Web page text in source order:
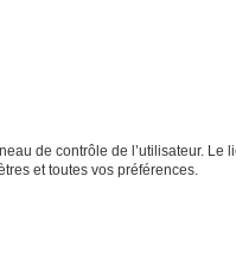
de contrôle de l’utilisateur. Le
et toutes vos préférences.